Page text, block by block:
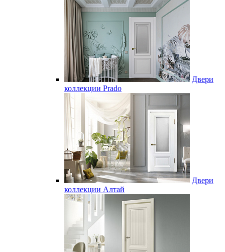
Двери
коллекции Prado
Двери
коллекции Алтай